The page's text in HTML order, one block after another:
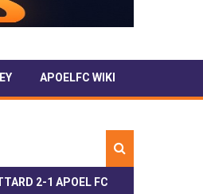
APOELFC WIKI
2-1 APOEL FC